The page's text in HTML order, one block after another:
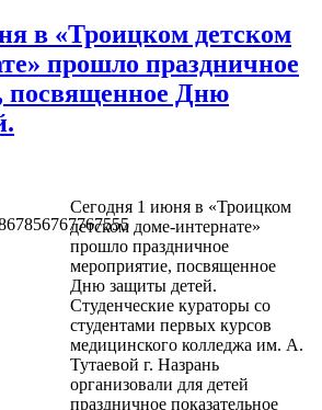
в «Троицком детском
прошло праздничное
посвященное Дню
Сегодня 1 июня в «Троицком
детском доме-интернате»
прошло праздничное
мероприятие, посвященное
Дню защиты детей.
Студенческие кураторы со
студентами первых курсов
медицинского колледжа им. А.
Тутаевой г. Назрань
организовали для детей
праздничное показательное